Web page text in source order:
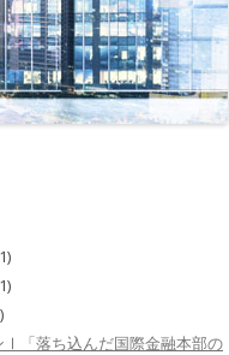
ンネ
」
第二巻 第6回 「古傷」
第二巻 第7回 「人選」
第二巻 第12回 「証言を求めて」
Ⅰ「落ち込んだ国際金融本部の